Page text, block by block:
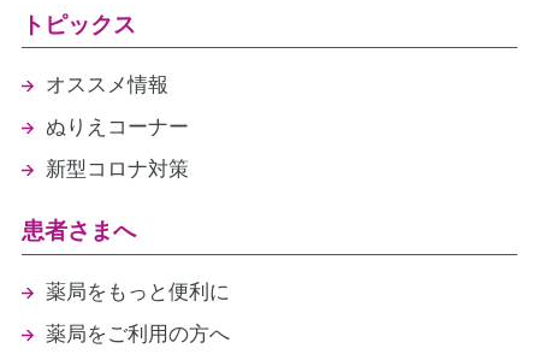
トピックス
オススメ情報
ぬりえコーナー
新型コロナ対策
患者さまへ
薬局をもっと便利に
薬局をご利用の方へ